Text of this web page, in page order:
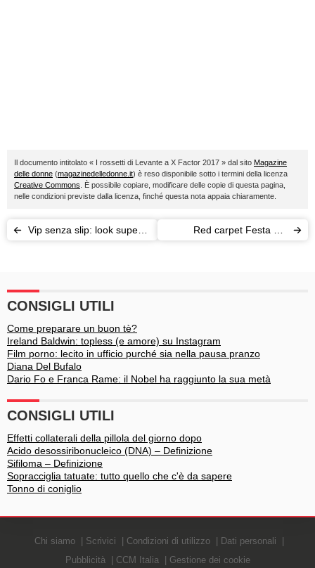
Il documento intitolato « I rossetti di Levante a X Factor 2017 » dal sito Magazine
delle donne (magazinedelledonne.it) è reso disponibile sotto i termini della licenza
Creative Commons . È possibile copiare, modificare delle copie di questa pagina,
nelle condizioni previste dalla licenza, finché questa nota appaia chiaramente.
Vip senza slip: look super
Red carpet Festa del
CONSIGLI UTILI
Come preparare un buon tè?
Ireland Baldwin: topless (e amore) su Instagram
Film porno: lecito in ufficio purché sia nella pausa pranzo
Diana Del Bufalo
Dario Fo e Franca Rame: il Nobel ha raggiunto la sua metà
CONSIGLI UTILI
Effetti collaterali della pillola del giorno dopo
Acido desossiribonucleico (DNA) – Definizione
Sifiloma – Definizione
Sopracciglia tatuate: tutto quello che c'è da sapere
Tonno di coniglio
Chi siamo Scrivici Condizioni di utilizzo
Dati personali
Pubblicità
CCM Italia Gestione dei cookie